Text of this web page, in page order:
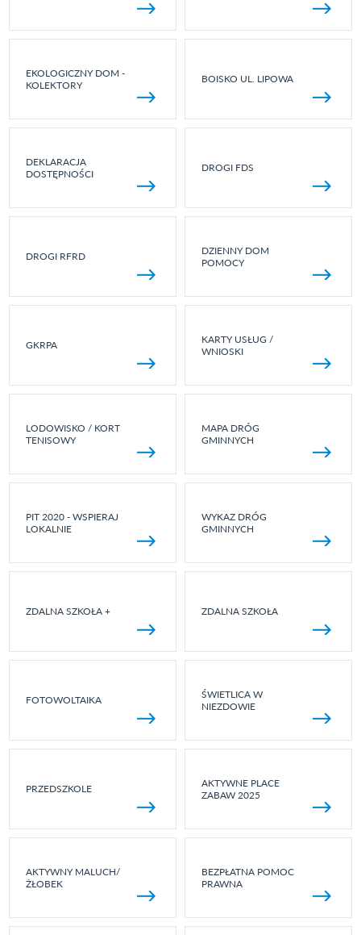
EKOLOGICZNY DOM -
KOLEKTORY
BOISKO UL. LIPOWA
DEKLARACJA
DOSTĘPNOŚCI
DROGI FDS
DROGI RFRD
DZIENNY DOM
POMOCY
GKRPA
KARTY USŁUG /
WNIOSKI
LODOWISKO / KORT
TENISOWY
MAPA DRÓG
GMINNYCH
PIT 2020 - WSPIERAJ
LOKALNIE
WYKAZ DRÓG
GMINNYCH
ZDALNA SZKOŁA + ZDALNA SZKOŁA
FOTOWOLTAIKA
ŚWIETLICA W
NIEZDOWIE
PRZEDSZKOLE
AKTYWNE PLACE
ZABAW 2025
AKTYWNY MALUCH/
ŻŁOBEK
BEZPŁATNA POMOC
PRAWNA